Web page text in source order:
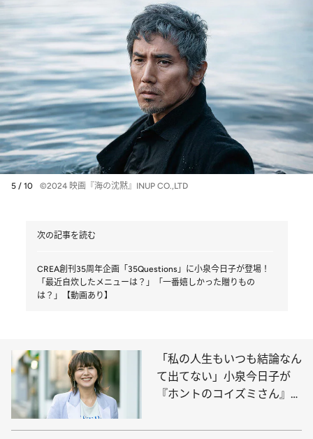
5 / 10 ©2024 映画『海の沈黙』INUP CO.,LTD
次の記事を読む
CREA創刊35周年企画「35Questions」に小泉今日子が登場！
「最近自炊したメニューは？」「一番嬉しかった贈りもの
は？」【動画あり】
「私の人生もいつも結論なん
て出てない」小泉今日子が
『ホントのコイズミさん』で
ード”